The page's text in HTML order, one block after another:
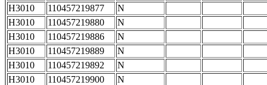
H3010
110457219877
N
H3010
110457219880
N
H3010
110457219886
N
H3010
110457219889
N
H3010
110457219892
N
H3010
110457219900
N